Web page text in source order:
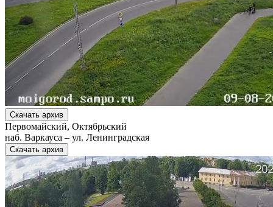
Скачать архив
Первомайский, Октябрьский
наб. Варкауса – ул. Ленинградская
Скачать архив